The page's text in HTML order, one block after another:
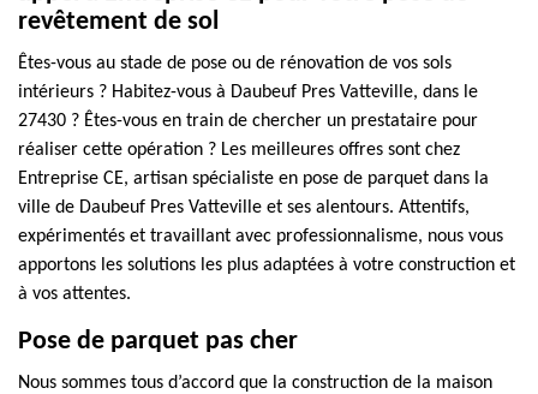
revêtement de sol
Êtes-vous au stade de pose ou de rénovation de vos sols
intérieurs ? Habitez-vous à Daubeuf Pres Vatteville, dans le
27430 ? Êtes-vous en train de chercher un prestataire pour
réaliser cette opération ? Les meilleures offres sont chez
Entreprise CE, artisan spécialiste en pose de parquet dans la
ville de Daubeuf Pres Vatteville et ses alentours. Attentifs,
expérimentés et travaillant avec professionnalisme, nous vous
apportons les solutions les plus adaptées à votre construction et
à vos attentes.
Pose de parquet pas cher
Nous sommes tous d’accord que la construction de la maison